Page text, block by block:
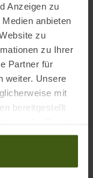
Anzeigen zu
anbieten
zu
zu Ihrer
Partner für
weiter. Unsere
mit
bereitgestellt